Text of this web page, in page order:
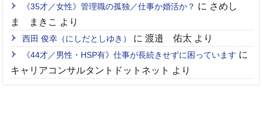
《35才／女性》管理職の孤独／仕事か婚活か？ に さめし
ま まきこ より
西田 俊幸（にしだとしゆき） に渡邉 佑太 より
《44才／男性・HSP有》仕事が長続きせずに困っています に
キャリアコンサルタントドットネット より